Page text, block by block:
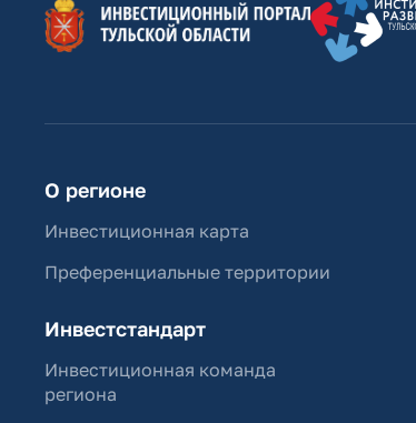
О регионе
Инвестиционная карта
Преференциальные территории
Инвестстандарт
Инвестиционная команда
региона